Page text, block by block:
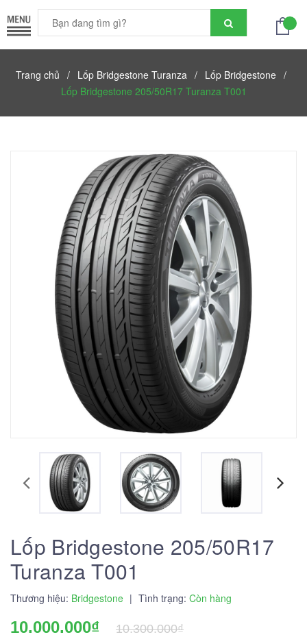
Trang chủ / Lốp Bridgestone Turanza / Lốp Bridgestone /
Lốp Bridgestone 205/50R17 Turanza T001
Lốp Bridgestone 205/50R17
Turanza T001
Thương hiệu: Bridgestone | Tình trạng: Còn hàng
10.000.000₫
10.300.000₫